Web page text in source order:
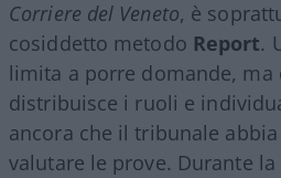
Corriere del Veneto, è
cosiddetto metodo Report.
limita a porre domande, ma
distribuisce i ruoli e
ancora che il tribunale
valutare le prove. Durante